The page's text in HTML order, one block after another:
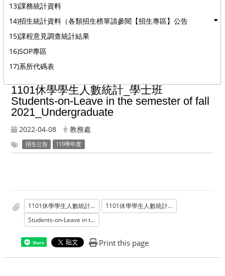
13)課務統計資料
14)招生統計資料（各類招生榜單請參閱【招生專區】公告
15)課程意見調查統計結果
16)SOP專區
17)系所代碼表
1101休學學生人數統計_學士班
Students-on-Leave in the semester of fall
2021_Undergraduate
2022-04-08 教務處
招生公告 110學年度
1101休學學生人數統計_學士班pdf
1101休學學生人數統計_學士班ods
Students-on-Leave in the semester of fall 2021_Undergraduate
Share Print this page